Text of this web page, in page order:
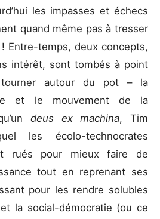
les impasses et échecs
quand même pas à tresser
Entre-temps, deux concepts,
intérêt, sont tombés à point
autour du pot – la
et le mouvement de la
deus ex machina, Tim
les écolo-technocrates
rués pour mieux faire de
tout en reprenant ses
pour les rendre solubles
et la social-démocratie (ou ce